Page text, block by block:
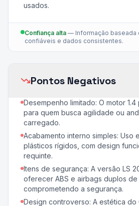
usados.
Confiança alta — Informação
confiáveis e dados consistentes.
Pontos Negativos
Desempenho limitado: O motor
para quem busca agilidade ou
carregado.
Acabamento interno simples: Uso
plásticos rígidos, com design
requinte.
Itens de segurança: A versão LS
oferecer ABS e airbags duplos de
comprometendo a segurança.
Design controverso: A estética do